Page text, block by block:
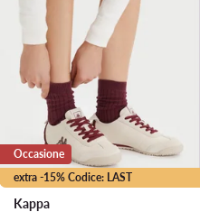
extra -15% Codice: LAST
Occasione
Kappa